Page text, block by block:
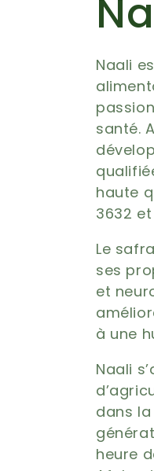
C
o
l
l
e
c
t
i
o
Naali
santé.
haute
3632
Le
ses
et
à une
Naali
dans
heure